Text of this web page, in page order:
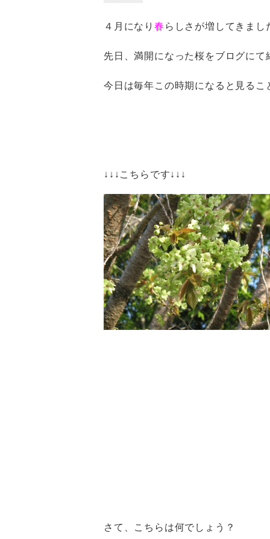
４月になり 春 らしさが増してきまし
先日、満開になった桜をブログに
今日は毎年この時期になると見る
↓↓↓こちらです↓↓↓
さて、こちらは何でしょう？